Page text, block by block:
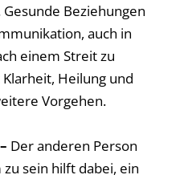
Beziehungen
auch in
einem Streit zu
Heilung und
Vorgehen.
– Der anderen Person
sein hilft dabei, ein